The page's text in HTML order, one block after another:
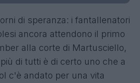
di speranza: i fantallenatori
ancora attendono il primo
alla corte di Martusciello,
di tutti è di certo uno che a
c'è andato per una vita